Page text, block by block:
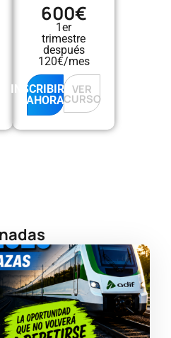
600€
1er
trimestre
después
120€/mes
INSCRIBIRME
AHORA
VER
CURSO